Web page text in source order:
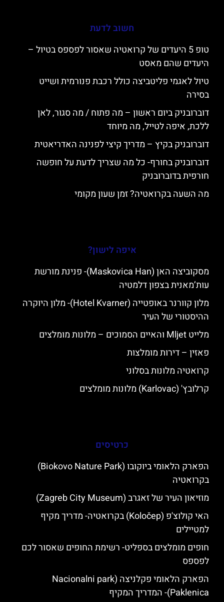
חשוב לדעת
טופ 5 היעדים של קרואטיה שאסור לפספס בטיול –
היעדים שהם מאסט
טיול לאגמי פליטביצה כולל רכבת פנורמית ושייט
בסירה
דוברובניק ביום ראשון – מה פתוח / מה סגור, לאן
ללכת, איפה לטייל, מה מיוחד
דוברובניק בקיץ – מדריך קיצי לפנינה האדריאטית
דוברובניק בחורף- כל מה שצריך לדעת על חופשה
חורפית בדוברובניק
מה השעה בקרואטיה? זמן שעון מקומי
איפה לישון?
מסקוביצה האן (Maskovica Han)- פנינת מורשת
עות’מאנית בצפון דלמטיה
מלון קוורנר באופטייה (Hotel Kvarner)- מלון היוקרה
ההיסטורי של העיר
מלייט Mljet והאיים הסמוכים – מלונות מומלצים
פאזין – דירות מומלצות
קרואטיה מלונות בסלוני
קרלובץ' (Karlovac) מלונות מומלצים
כרטיסים
הפארק הלאומי ביוקובו (Biokovo Nature Park)
בקרואטיה
מוזיאון העיר של זאגרב (Zagreb City Museum)
האי קולוצ'פ (Koločep) בקרואטיה- מדריך מקיף
למטיילים
חופים מומלצים בספליט- רשימת החופים שאסור לכם
לפספס
הפארק הלאומי פקלניצה (Nacionalni park
Paklenica)- המדריך המקיף